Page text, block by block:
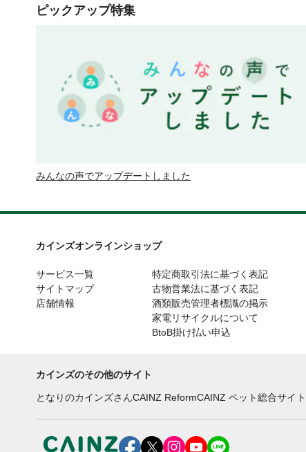
ピックアップ特集
みんなの声でアップデートしました
カインズオンラインショップ
サービス一覧
サイトマップ
店舗情報
特定商取引法に基づく表記
古物営業法に基づく表記
酒類販売管理者標識の掲示
家電リサイクルについて
BtoB掛け払い申込
カインズのその他のサイト
となりのカインズさんCAINZ ReformCAINZ ペット総合サイト